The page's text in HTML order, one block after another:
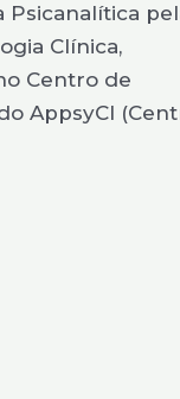
Psicanalítica
Clínica,
Centro de
AppsyCI